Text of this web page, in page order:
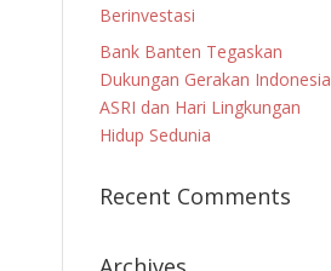
Berinvestasi
Bank Banten Tegaskan
Dukungan Gerakan Indonesia
ASRI dan Hari Lingkungan
Hidup Sedunia
Recent Comments